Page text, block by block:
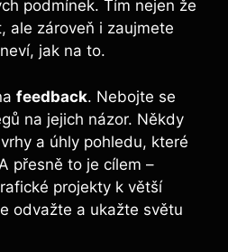
podmínek. Tím nejen že
ale zároveň i zaujmete
jak na to.
feedback. Nebojte se
na jejich názor. Někdy
a úhly pohledu, které
přesně to je cílem –
projekty k větší
odvažte a ukažte světu